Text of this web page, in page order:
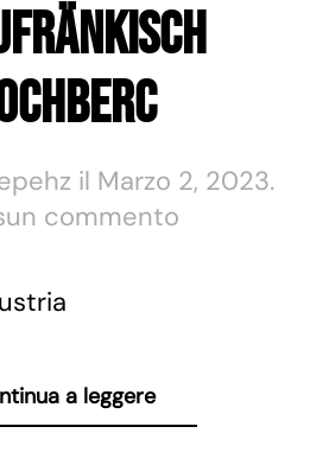
il Marzo 2, 2023.
commento
a leggere